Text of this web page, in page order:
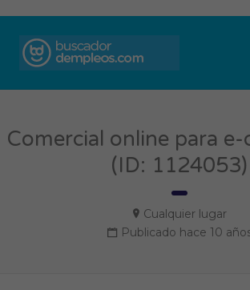
Comercial online para
(ID: 1124053)
Cualquier lugar
Publicado hace 10